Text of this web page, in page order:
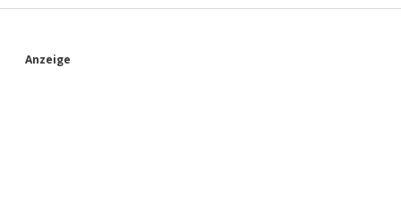
S
Anzeige